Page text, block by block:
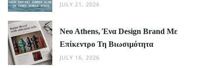
JULY 21, 2026
Neo Athens, Ένα Design Brand Με
Επίκεντρο Τη Βιωσιμότητα
JULY 16, 2026